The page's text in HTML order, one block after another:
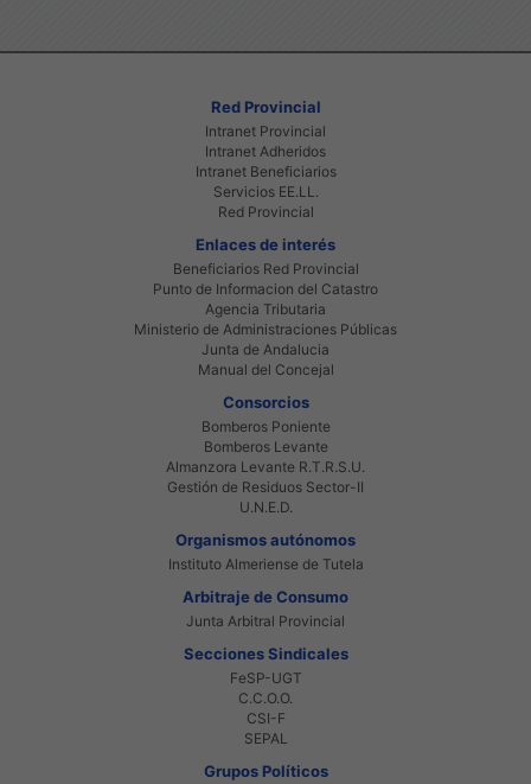
Red Provincial
Intranet Provincial
Intranet Adheridos
Intranet Beneficiarios
Servicios EE.LL.
Red Provincial
Enlaces de interés
Beneficiarios Red Provincial
Punto de Informacion del Catastro
Agencia Tributaria
Ministerio de Administraciones Públicas
Junta de Andalucia
Manual del Concejal
Consorcios
Bomberos Poniente
Bomberos Levante
Almanzora Levante R.T.R.S.U.
Gestión de Residuos Sector-II
U.N.E.D.
Organismos autónomos
Instituto Almeriense de Tutela
Arbitraje de Consumo
Junta Arbitral Provincial
Secciones Sindicales
FeSP-UGT
C.C.O.O.
CSI-F
SEPAL
Grupos Políticos